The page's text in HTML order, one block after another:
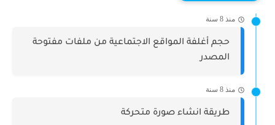
منذ 8 سنة
حجم أغلفة المواقع الاجتماعية من ملفات مفتوحة
المصدر
منذ 8 سنة
طريقة انشاء صورة متحركة